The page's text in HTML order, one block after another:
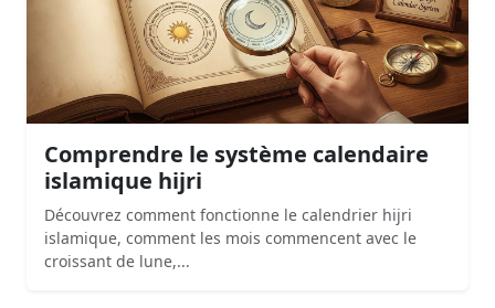
Comprendre le système calendaire
islamique hijri
Découvrez comment fonctionne le calendrier hijri
islamique, comment les mois commencent avec le
croissant de lune,...